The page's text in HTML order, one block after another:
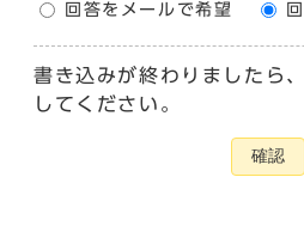
回答をメールで希望
書き込みが終わりましたら
してください。
確認